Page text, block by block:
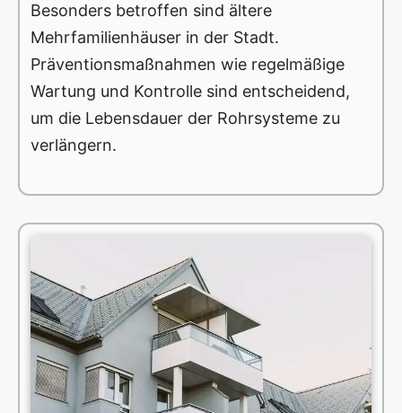
Besonders betroffen sind ältere
Mehrfamilienhäuser in der Stadt.
Präventionsmaßnahmen wie regelmäßige
Wartung und Kontrolle sind entscheidend,
um die Lebensdauer der Rohrsysteme zu
verlängern.